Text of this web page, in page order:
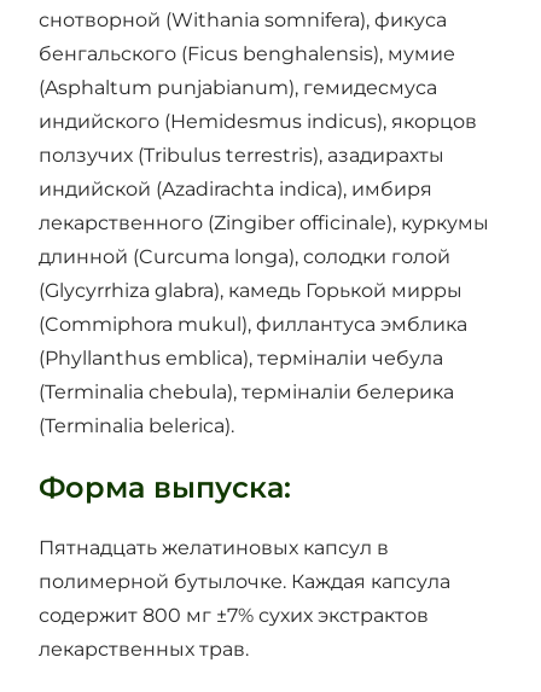
снотворной (Withania somnifera), фикуса
бенгальского (Ficus benghalensis), мумие
(Asphaltum punjabianum), гемидесмуса
индийского (Hemidesmus indicus), якорцов
ползучих (Tribulus terrestris), азадирахты
индийской (Azadirachta indica), имбиря
лекарственного (Zingiber officinale), куркумы
длинной (Curcuma longa), солодки голой
(Glycyrrhiza glabra), камедь Горькой мирры
(Commiphora mukul), филлантуса эмблика
(Phyllanthus emblica), терміналіи чебула
(Terminalia chebula), терміналіи белерика
(Terminalia belerica).
Форма выпуска:
Пятнадцать желатиновых капсул в
полимерной бутылочке. Каждая капсула
содержит 800 мг ±7% сухих экстрактов
лекарственных трав.